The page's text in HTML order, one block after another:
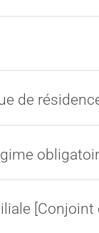
de
[Conjoint